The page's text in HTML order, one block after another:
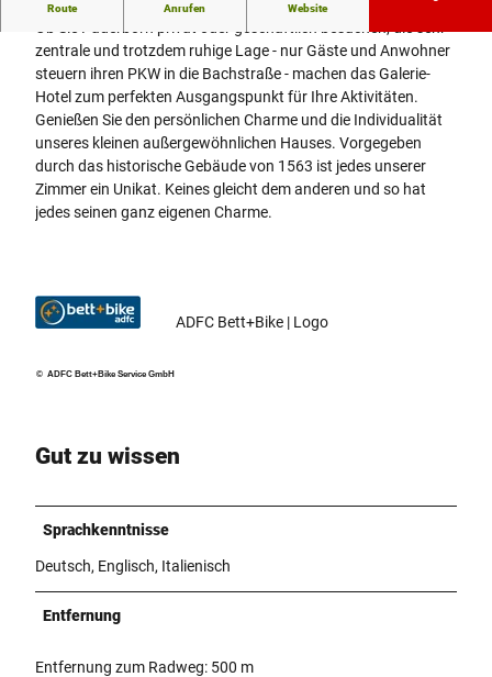
Route Anrufen Website
Herzlich willkommen!
zentrale und trotzdem ruhige Lage - nur Gäste und Anwohner
steuern ihren PKW in die Bachstraße - machen das Galerie-
Hotel zum perfekten Ausgangspunkt für Ihre Aktivitäten.
Genießen Sie den persönlichen Charme und die Individualität
unseres kleinen außergewöhnlichen Hauses. Vorgegeben
durch das historische Gebäude von 1563 ist jedes unserer
Zimmer ein Unikat. Keines gleicht dem anderen und so hat
jedes seinen ganz eigenen Charme.
© ADFC Bett+Bike Service GmbH
ADFC Bett+Bike | Logo
Gut zu wissen
Sprachkenntnisse
Deutsch, Englisch, Italienisch
Entfernung
Entfernung zum Radweg: 500 m